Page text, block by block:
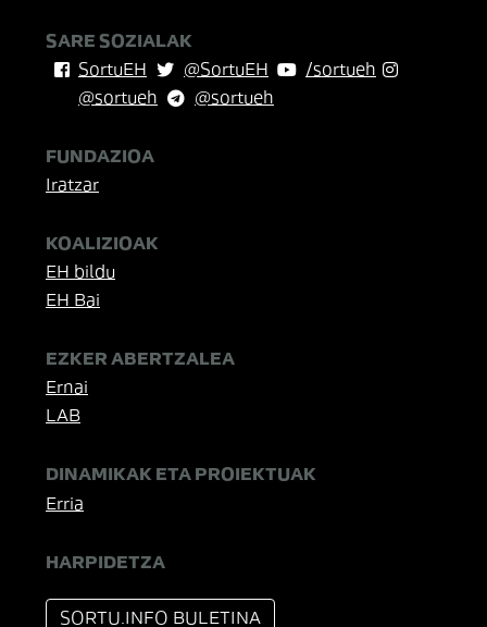
SARE SOZIALAK
SortuEH
@SortuEH
/sortueh
@sortueh
@sortueh
FUNDAZIOA
Iratzar
KOALIZIOAK
EH bildu
EH Bai
EZKER ABERTZALEA
Ernai
LAB
DINAMIKAK ETA PROIEKTUAK
Erria
HARPIDETZA
SORTU.INFO BULETINA